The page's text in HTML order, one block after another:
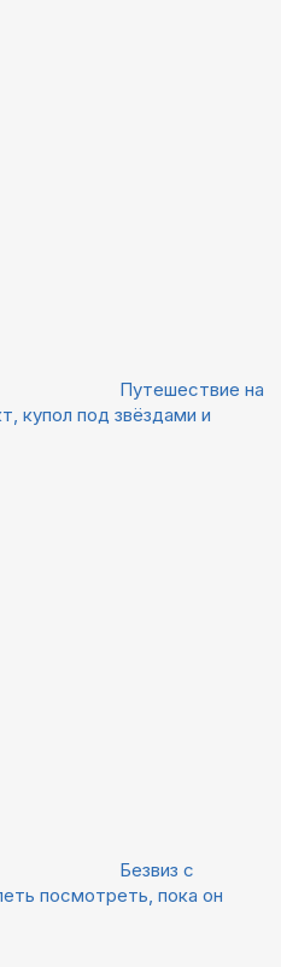
Путешествие на
купол под звёздами и
Безвиз с
посмотреть, пока он